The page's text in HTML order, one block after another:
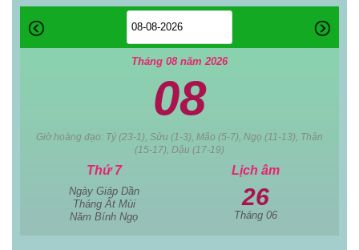
Tháng 08 năm 2026
08
Giờ hoàng đạo: Tý (23-1), Sửu (1-3), Mão (5-7), Ngọ (11-13), Thân
(15-17), Dậu (17-19)
Thứ 7
Ngày Giáp Dần
Tháng Ất Mùi
Năm Bính Ngọ
Lịch âm
26
Tháng 06